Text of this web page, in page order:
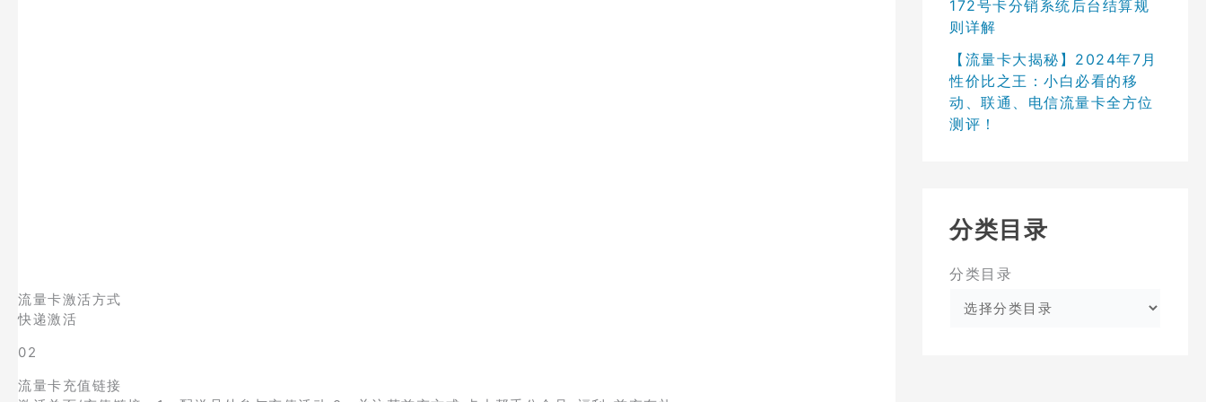
流量卡激活方式
快递激活
02
流量卡充值链接
172号卡分销系统后台结算规
则详解
【流量卡大揭秘】2024年7月
性价比之王：小白必看的移
动、联通、电信流量卡全方位
测评！
分类目录
分类目录